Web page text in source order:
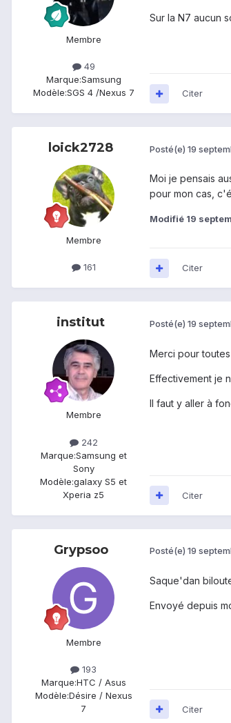
Membre
49
Marque:Samsung
Modèle:SGS 4 /Nexus 7
Sur la N7 aucun
Citer
loick2728
Membre
161
Posté(e) 19
Moi je pensais
pour mon cas,
Modifié 19
Citer
institut
Membre
242
Marque:Samsung et
Sony
Modèle:galaxy S5 et
Xperia z5
Posté(e) 19
Merci pour
Effectivement je
Il faut y aller à
Citer
Grypsoo
Membre
193
Marque:HTC / Asus
Modèle:Désire / Nexus
7
Posté(e) 19
Saque'dan
Envoyé depuis
Citer